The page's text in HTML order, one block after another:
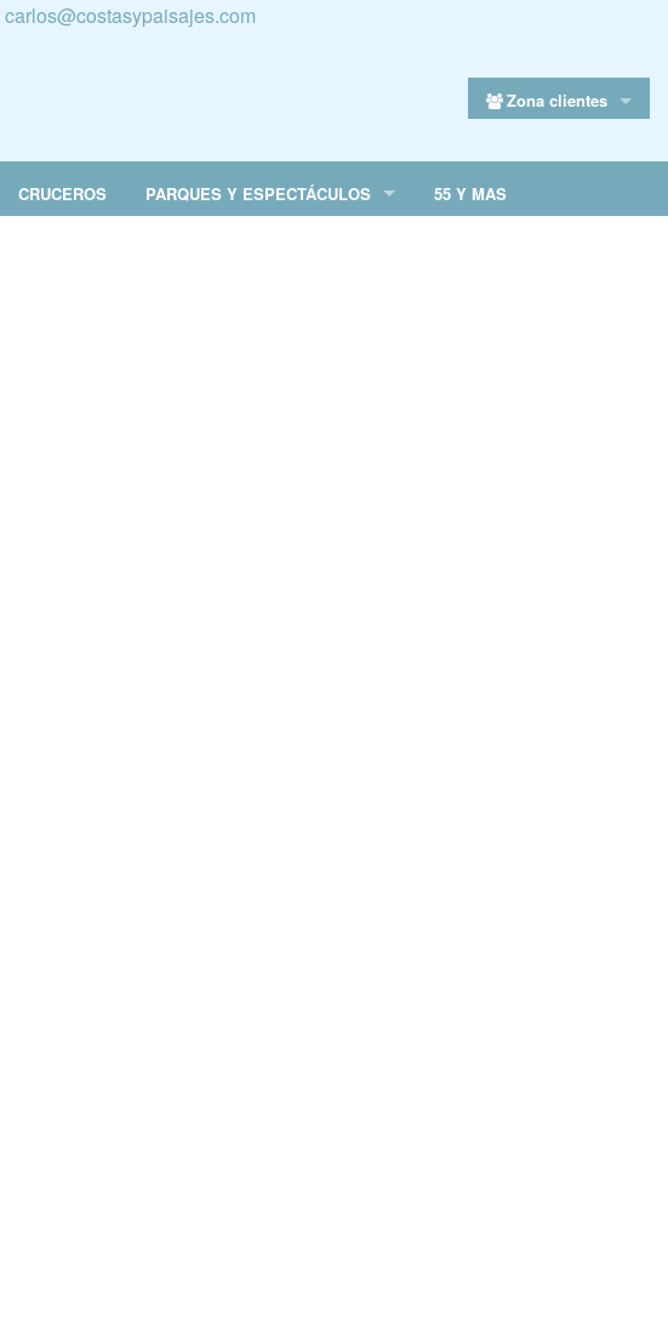
carlos@costasypaisajes.com
Zona clientes
CRUCEROS PARQUES Y ESPECTÁCULOS 55 Y MAS